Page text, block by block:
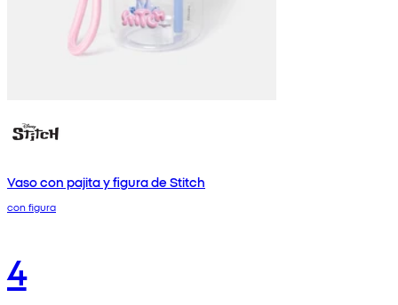
Vaso con pajita y figura de Stitch
con figura
4